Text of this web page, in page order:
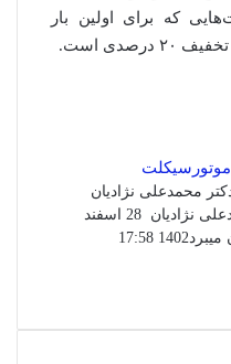
که برای اولین بار
است.
موتورسیکلت
نژادیان ارسال
ایمیل
28 اسفند
1402 17:58